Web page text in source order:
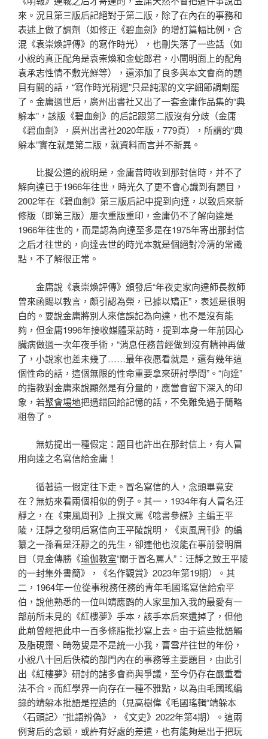
來。況且第三版后記絕對于第二版，除了在內在的事務和
表述上做了調劑（如修正《碧血劍》的增訂篇幅比例，含
混《袁崇煥評傳》的寫作時光），也刪失落了一些話（如
小說的真正配角是袁崇煥和金蛇郎君，小闡明面上的配角
袁承志性情不敷光鮮等），還添加了良多與本文會商的題
目有關的話，“寫作時光稍遲”只是純潔的文字細節調劑罷
了。金庸過世后，廣州出書社又出了一套金庸作品集的“典
躲本”，該版《碧血劍》的后記跟第二版沒有分歧（金庸
《碧血劍》，廣州出書社2020年版，779頁），所謂的“典
躲本”實在就是第二版，就資料而言并不新異。
比擬公道的說明是，金庸昔時收到那封信時，并不了
解向達已于1966年往世，時光久了更不會心識到有題目，
2002年在《碧血劍》第三版后記中提到向達，以致后來新
修版（即第三版）屢次重版重印，金庸仍不了解向達是
1966年往世的，而是認為向達至多是在1975年寄出那封信
之后才往世的，向達去世的時光本就是個絕對冷清的常識
點，不了解很正常。
金庸說《袁崇煥評傳》頒發后“年夜史家向達師長教師
曾來函賜以教言，頗引認為榮，已據以矯正”，表述是很明
白的。要說金庸將別人來信誤記為向達，也不是沒有能
夠，但金庸1996年接收媒體采訪時，提到本身一年前因心
臟病做過一次年夜手術，“消息任務曾經做到沒有精神再做
了，小說家也差未幾了……最年夜愿看就是，還有幾年這
個性命的話，這個無限的性命重要拿來研討學問”。“向達”
的指教對金庸來說顯然是有分量的，應當會留下深入的印
象，若聚會場地把過錯回給記憶的話，不免難免過于簡略
粗魯了。
無妨提出一種假定：題目也許出在那封信上，有人冒
用向達之名寫信給金庸！
循著這一假定往下走。冒名寫信的人，念頭畢竟安
在？無妨來看兩個相似的例子。其一，1934年有人冒名汪
靜之，在《東風周刊》上撰文罵《唸書參謀》主編王平
陵，汪靜之發明后寫信向王平陵說明，《東風周刊》的編
纂之一孫看是汪靜之的先生，卻連他也沒能在事前發明眉
目（見金傳勝《瑜伽教室“關于冒名罵人”：汪靜之致王平陵
的一封集外書簡》，《名作觀賞》2023年第19期）。其
二，1964年一位從事稅務任務的青年毛國瑤寫信給俞平
伯，說他熟悉的一位叫靖應鹍的人家里加入我的最愛有一
部前所未見的《紅樓夢》手本，該手本后來遺掉了，但他
此前曾經把此中一百多條脂批抄寫上去。由于這些批語觸
及脂硯齋、畸笏叟是不是統一小我，曹雪芹往世的年份，
小說八十回后佚稿的部門內在的事務等主要題目，由此引
出《紅樓夢》研討的諸多會商與爭議，至今仍存在嚴重看
法不合。而紅學界一向存在一種不雅點，以為由毛國瑤編
錄的靖躲本批語是捏造的（見高樹偉《毛國瑤輯“靖躲本
〈石頭記〉”批語辨偽》，《文史》2022年第4期）。這兩
例背后的念頭，或許有好處的差遣，也有能夠是出于把玩